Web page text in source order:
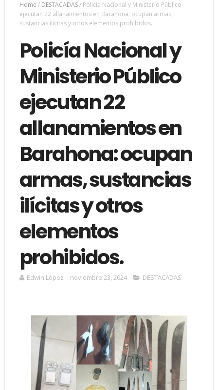
Home / DESTACADAS/ Policía Nacional y Ministerio Público
ejecutan 22 allanamientos en Barahona: ocupan armas,
sustancias ilícitas y otros elementos prohibidos.
Policía Nacional y
Ministerio Público
ejecutan 22
allanamientos en
Barahona: ocupan
armas, sustancias
ilícitas y otros
elementos
prohibidos.
Edwin López noviembre 23, 2024 DESTACADAS